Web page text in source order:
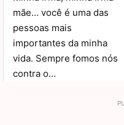
mãe… você é uma das
pessoas mais
importantes da minha
vida. Sempre fomos nós
contra o…